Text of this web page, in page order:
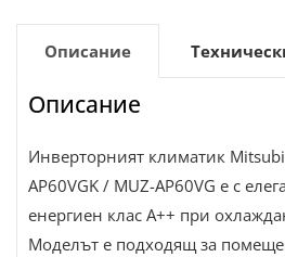
Описание
Описание
Инверторният климатик
AP60VGK / MUZ-AP60VG е с
енергиен клас А++ при
Моделът е подходящ за